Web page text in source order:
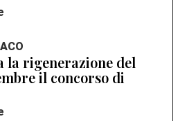
la rigenerazione del
il concorso di